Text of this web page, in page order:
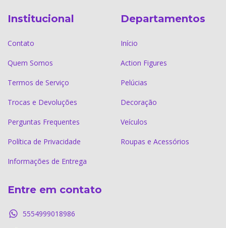
Institucional
Contato
Quem Somos
Termos de Serviço
Trocas e Devoluções
Perguntas Frequentes
Política de Privacidade
Informações de Entrega
Departamentos
Início
Action Figures
Pelúcias
Decoração
Veículos
Roupas e Acessórios
Entre em contato
5554999018986